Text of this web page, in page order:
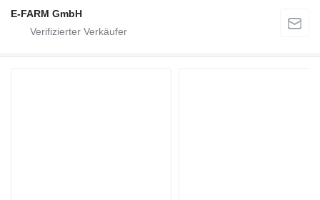
E-FARM GmbH